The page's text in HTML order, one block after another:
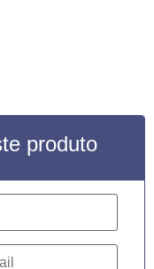
produto